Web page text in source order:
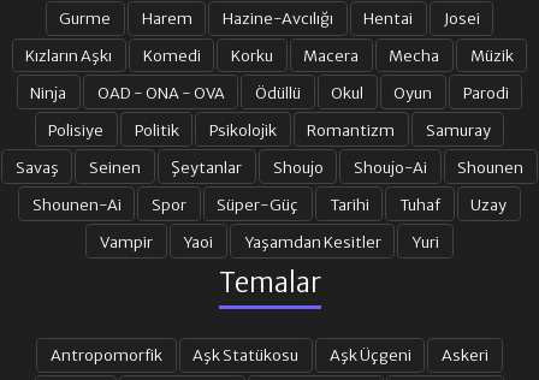
Gurme Harem Hazine-Avcılığı Hentai
Josei
Kızların Aşkı
Komedi Korku Macera Mecha
Müzik
Ninja
OAD - ONA - OVA Ödüllü Okul Oyun
Parodi
Polisiye
Politik Psikolojik Romantizm
Samuray
Savaş
Seinen Şeytanlar Shoujo Shoujo-Ai
Shounen
Shounen-Ai
Spor Süper-Güç Tarihi Tuhaf
Uzay
Vampir
Yaoi Yaşamdan Kesitler Yuri
Temalar
Antropomorfik Aşk Statükosu Aşk Üçgeni
Askeri